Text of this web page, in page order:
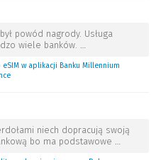
powód nagrody. Usługa
wiele banków. …
eSIM w aplikacji Banku Millennium
niech dopracują swoją
bo ma podstawowe …